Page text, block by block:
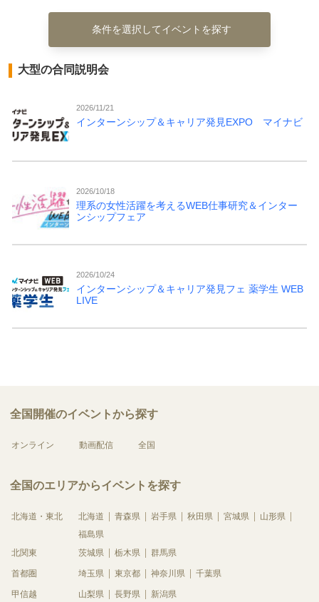
条件を選択してイベントを探す
大型の合同説明会
2026/11/21
インターンシップ＆キャリア発見EXPO マイナビ
2026/10/18
理系の女性活躍を考えるWEB仕事研究＆インター
ンシップフェア
2026/10/24
インターンシップ＆キャリア発見フェ 薬学生 WEB
LIVE
全国開催のイベントから探す
オンライン 動画配信 全国
全国のエリアからイベントを探す
北海道・東北 北海道 青森県 岩手県 秋田県 宮城県
山形県
福島県
北関東
茨城県 栃木県 群馬県
首都圏 埼玉県 東京都 神奈川県 千葉県
甲信越 山梨県 長野県 新潟県